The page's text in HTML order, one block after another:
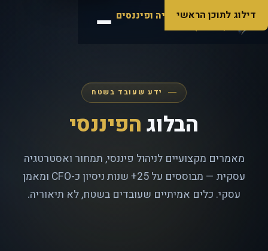
דילוג לתוכן הראשי
ספרהאסטרטגיה ופיננסים
ידע שעובד בשטח
הבלוגהפיננסי
מאמרים מקצועיים לניהול פיננסי, תמחור ואסטרטגיה
עסקית — מבוססים על 25+ שנות ניסיון כ-CFO ומאמן
עסקי. כלים אמיתיים שעובדים בשטח, לא תיאוריה.